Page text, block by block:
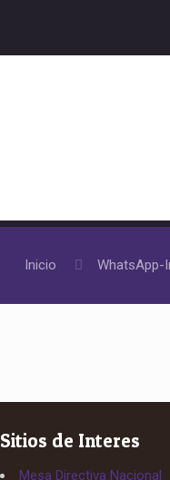
Inicio WhatsApp-
Sitios de Interes
Mesa Directiva Nacional